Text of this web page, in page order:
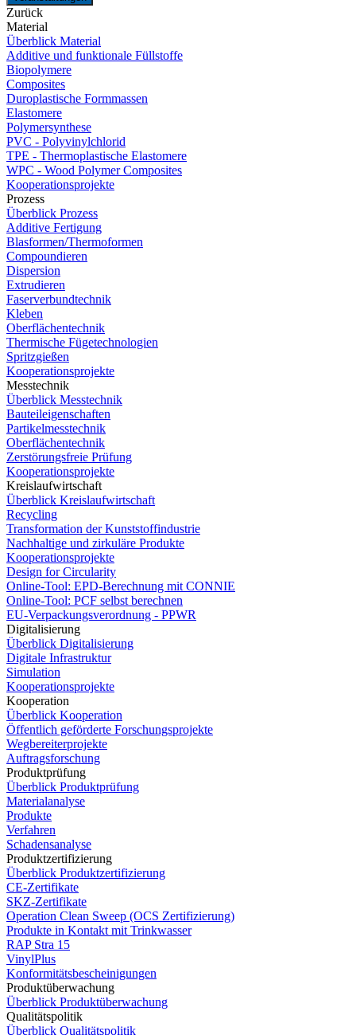
Zurück
Material
Überblick Material
Additive und funktionale Füllstoffe
Biopolymere
Composites
Duroplastische Formmassen
Elastomere
Polymersynthese
PVC - Polyvinylchlorid
TPE - Thermoplastische Elastomere
WPC - Wood Polymer Composites
Kooperationsprojekte
Prozess
Überblick Prozess
Additive Fertigung
Blasformen/Thermoformen
Compoundieren
Dispersion
Extrudieren
Faserverbundtechnik
Kleben
Oberflächentechnik
Thermische Fügetechnologien
Spritzgießen
Kooperationsprojekte
Messtechnik
Überblick Messtechnik
Bauteileigenschaften
Partikelmesstechnik
Oberflächentechnik
Zerstörungsfreie Prüfung
Kooperationsprojekte
Kreislaufwirtschaft
Überblick Kreislaufwirtschaft
Recycling
Transformation der Kunststoffindustrie
Nachhaltige und zirkuläre Produkte
Kooperationsprojekte
Design for Circularity
Online-Tool: EPD-Berechnung mit CONNIE
Online-Tool: PCF selbst berechnen
EU-Verpackungsverordnung - PPWR
Digitalisierung
Überblick Digitalisierung
Digitale Infrastruktur
Simulation
Kooperationsprojekte
Kooperation
Überblick Kooperation
Öffentlich geförderte Forschungsprojekte
Wegbereiterprojekte
Auftragsforschung
Produktprüfung
Überblick Produktprüfung
Materialanalyse
Produkte
Verfahren
Schadensanalyse
Produktzertifizierung
Überblick Produktzertifizierung
CE-Zertifikate
SKZ-Zertifikate
Operation Clean Sweep (OCS Zertifizierung)
Produkte in Kontakt mit Trinkwasser
RAP Stra 15
VinylPlus
Konformitätsbescheinigungen
Produktüberwachung
Überblick Produktüberwachung
Qualitätspolitik
Überblick Qualitätspolitik